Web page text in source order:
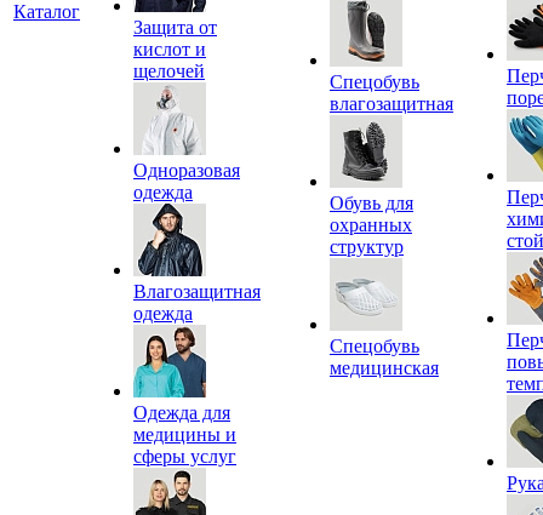
Каталог
Защита от
кислот и
щелочей
Одноразовая
одежда
Влагозащитная
одежда
Одежда для
медицины и
сферы услуг
Спецобувь
влагозащитная
Обувь для
охранных
структур
Спецобувь
медицинская